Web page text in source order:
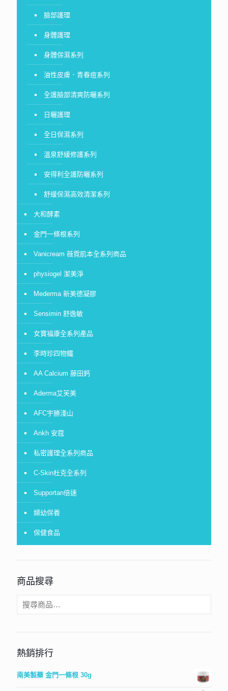
臉部護理
身體護理
身體保濕系列
油性皮膚．青春痘系列
全護臉部清爽防曬系列
日曬護理
全日保濕系列
溫泉舒緩修護系列
安得利全護防曬系列
舒緩保濕高效清潔系列
大和酵素
金門一條根系列
Vanicream 薇霓肌本全系列商品
physiogel 潔美淨
Mederma 新美德凝膠
Sensimin 舒逸敏
女寶福康全系列產品
李時珍四物鐵
AA Calcium 藤田鈣
Aderma艾芙美
AFC宇勝淺山
Ankh 安蔻
私密護理全系列商品
C-Skin杜克全系列
Supportan倍速
婦幼保養
保健食品
商品搜尋
熱銷排行
南美製藥 金門一條根 30g